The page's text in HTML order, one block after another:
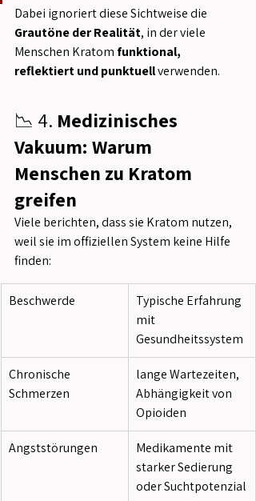
Dabei ignoriert diese Sichtweise die
Grautöne der Realität, in der viele
Menschen Kratom funktional,
reflektiert und punktuell verwenden.
📉 4. Medizinisches
Vakuum: Warum
Menschen zu Kratom
greifen
Viele berichten, dass sie Kratom nutzen,
weil sie im offiziellen System keine Hilfe
finden:
Beschwerde
Typische Erfahrung
mit
Gesundheitssystem
Chronische
Schmerzen
lange Wartezeiten,
Abhängigkeit von
Opioiden
Angststörungen
Medikamente mit
starker Sedierung
oder Suchtpotenzial